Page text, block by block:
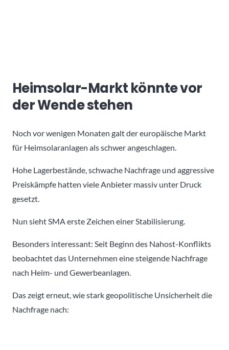
Heimsolar-Markt könnte vor
der Wende stehen
Noch vor wenigen Monaten galt der europäische Markt
für Heimsolaranlagen als schwer angeschlagen.
Hohe Lagerbestände, schwache Nachfrage und aggressive
Preiskämpfe hatten viele Anbieter massiv unter Druck
gesetzt.
Nun sieht SMA erste Zeichen einer Stabilisierung.
Besonders interessant: Seit Beginn des Nahost-Konflikts
beobachtet das Unternehmen eine steigende Nachfrage
nach Heim- und Gewerbeanlagen.
Das zeigt erneut, wie stark geopolitische Unsicherheit die
Nachfrage nach: